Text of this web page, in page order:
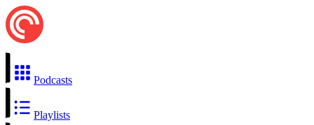
Podcasts
Playlists